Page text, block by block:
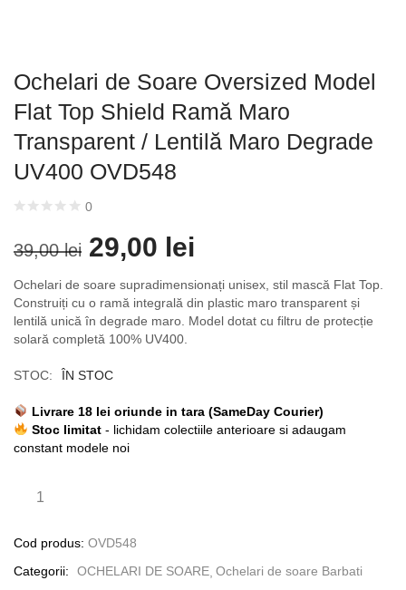
Ochelari de Soare Oversized Model
Flat Top Shield Ramă Maro
Transparent / Lentilă Maro Degrade
UV400 OVD548
0
39,00lei 29,00 lei
Ochelari de soare supradimensionați unisex, stil mască Flat Top.
Construiți cu o ramă integrală din plastic maro transparent și
lentilă unică în degrade maro. Model dotat cu filtru de protecție
solară completă 100% UV400.
STOC: ÎN STOC
Livrare 18 lei oriunde in tara (SameDay Courier)
Stoc limitat- lichidam colectiile anterioare si adaugam
constant modele noi
Cod produs: OVD548
Categorii:
OCHELARI DE SOARE Ochelari de soare Barbati